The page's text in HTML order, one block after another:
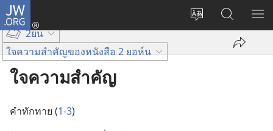
JW.ORG
เปลี่ยน
เข้า
(เปิด
ค้นหา
ใน
JW.ORG
แส
2ยน
ใจความสำคัญของหนังสือ 2 ยอห์น
ใจความสำคัญ
คำ​ทักทาย (1-3)